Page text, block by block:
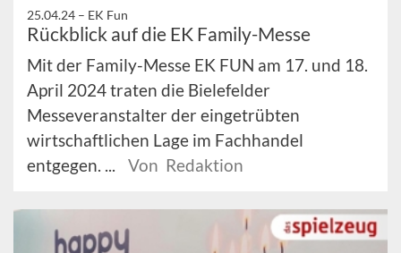
25.04.24 – EK Fun
Rückblick auf die EK Family-Messe
Mit der Family-Messe EK FUN am 17. und 18.
April 2024 traten die Bielefelder
Messeveranstalter der eingetrübten
wirtschaftlichen Lage im Fachhandel
entgegen. ...
Von Redaktion